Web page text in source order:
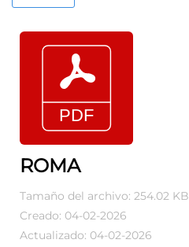
ROMA
Tamaño del archivo: 254.02 KB
Creado: 04-02-2026
Actualizado: 04-02-2026